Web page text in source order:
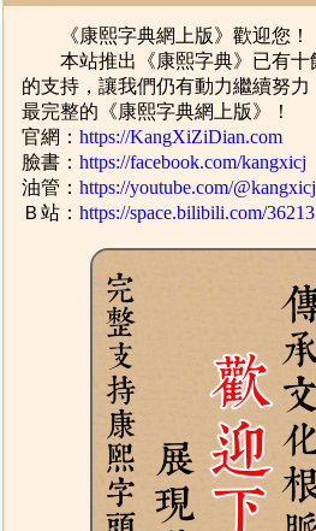
《康熙字典網上版》歡迎您！
本站推出《康熙字典》已有十
的支持，讓我們仍有動力繼續努
最完整的《康熙字典網上版》！
官網：https://KangXiZiDian.com
臉書：https://facebook.com/kangxicj
油管：https://youtube.com/@kangxicj
Ｂ站：https://space.bilibili.com/